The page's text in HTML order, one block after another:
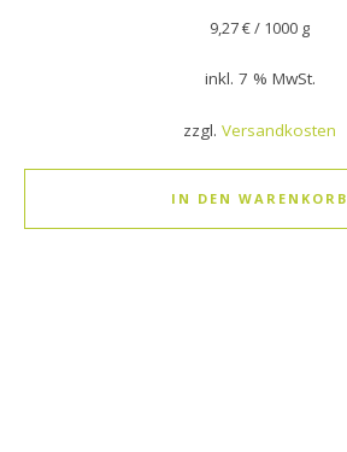
9,27€/ 1000 g
inkl. 7 % MwSt.
zzgl.Versandkosten
IN DEN WARENKORB